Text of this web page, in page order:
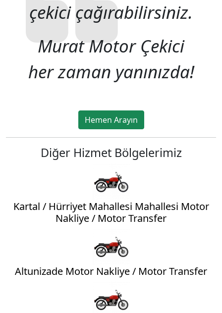
çekici çağırabilirsiniz.
Murat Motor Çekici
her zaman yanınızda!
Hemen Arayın
Diğer Hizmet Bölgelerimiz
Kartal / Hürriyet Mahallesi Mahallesi Motor
Nakliye / Motor Transfer
Altunizade Motor Nakliye / Motor Transfer